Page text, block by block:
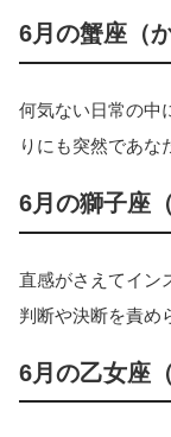
6月の蟹座（
何気ない日常の中
りにも突然であな
6月の獅子座
直感がさえてイン
判断や決断を責め
6月の乙女座